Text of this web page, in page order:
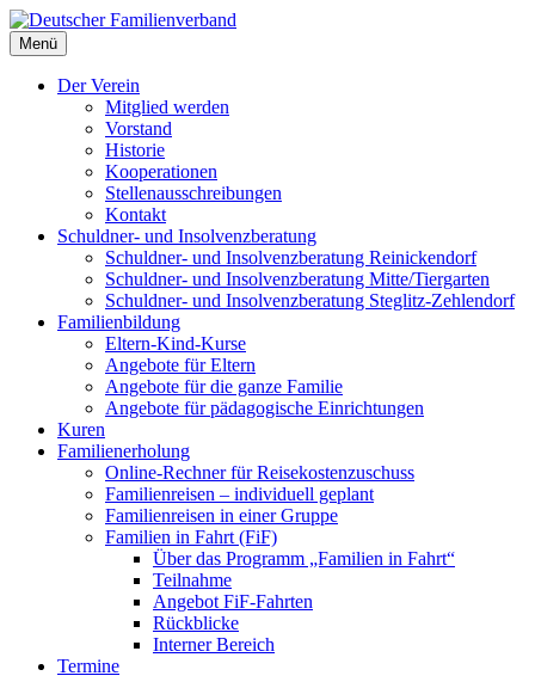
Deutscher Familienverband
Landesverband Berlin
Menü
Der Verein
Mitglied werden
Vorstand
Historie
Kooperationen
Stellenausschreibungen
Kontakt
Schuldner- und Insolvenzberatung
Schuldner- und Insolvenzberatung Reinickendorf
Schuldner- und Insolvenzberatung Mitte/Tiergarten
Schuldner- und Insolvenzberatung Steglitz-Zehlendorf
Familienbildung
Eltern-Kind-Kurse
Angebote für Eltern
Angebote für die ganze Familie
Angebote für pädagogische Einrichtungen
Kuren
Familienerholung
Online-Rechner für Reisekostenzuschuss
Familienreisen – individuell geplant
Familienreisen in einer Gruppe
Familien in Fahrt (FiF)
Über das Programm „Familien in Fahrt“
Teilnahme
Angebot FiF-Fahrten
Rückblicke
Interner Bereich
Termine